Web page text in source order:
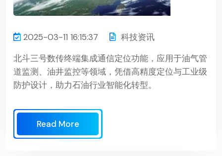
2025-03-11 16:15:37
科技资讯
北斗三号数传终端集成通信定位功能，应用于油气管
道监测、油井监控等领域，凭借高精度定位与工业级
防护设计，助力石油行业智能化转型。
Read More